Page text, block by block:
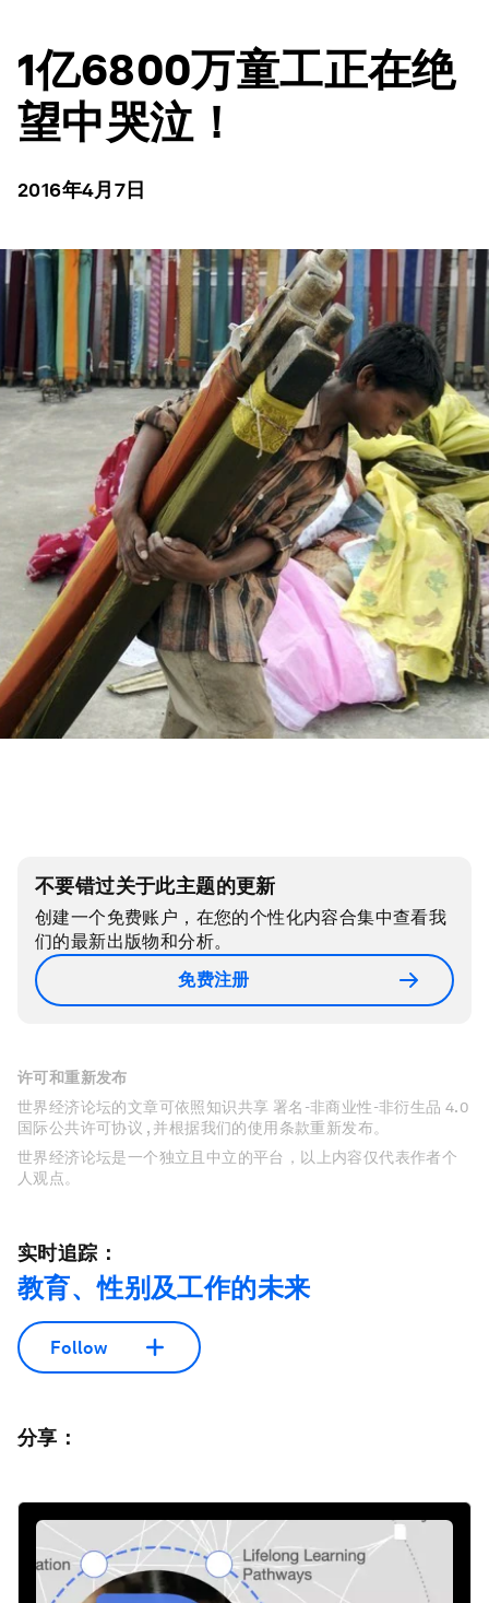
1亿6800万童工正在绝
望中哭泣！
2016年4月7日
不要错过关于此主题的更新
创建一个免费账户，在您的个性化内容合集中查看我
们的最新出版物和分析。
免费注册
许可和重新发布
世界经济论坛的文章可依照知识共享 署名-非商业性-非衍生品 4.0
国际公共许可协议 , 并根据我们的使用条款重新发布。
世界经济论坛是一个独立且中立的平台，以上内容仅代表作者个
人观点。
实时追踪：
教育、性别及工作的未来
Follow
分享：